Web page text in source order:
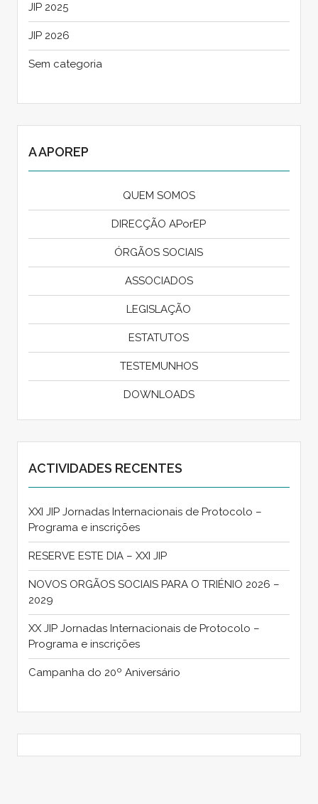
JIP 2025
JIP 2026
Sem categoria
A APOREP
QUEM SOMOS
DIRECÇÃO APorEP
ÓRGÃOS SOCIAIS
ASSOCIADOS
LEGISLAÇÃO
ESTATUTOS
TESTEMUNHOS
DOWNLOADS
ACTIVIDADES RECENTES
XXI JIP Jornadas Internacionais de Protocolo –
Programa e inscrições
RESERVE ESTE DIA – XXI JIP
NOVOS ORGÃOS SOCIAIS PARA O TRIÉNIO 2026 –
2029
XX JIP Jornadas Internacionais de Protocolo –
Programa e inscrições
Campanha do 20º Aniversário